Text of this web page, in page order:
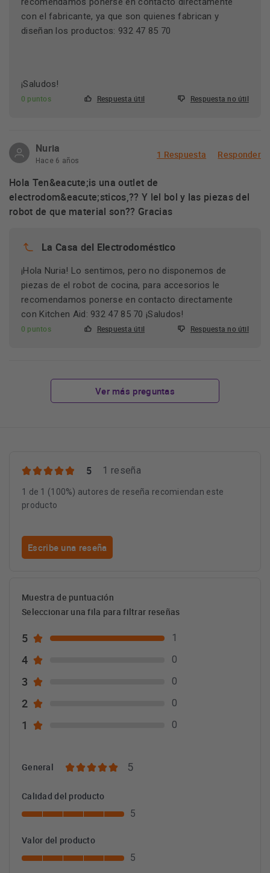
con el fabricante, ya que son quienes fabrican y
diseñan los productos: 932 47 85 70
¡Saludos!
0 puntos Respuesta útil Respuesta no útil
Nuria
Hace 6 años
1 Respuesta Responder
Hola Ten&eacute;is una outlet de
electrodom&eacute;sticos,?? Y lel bol y las piezas del
robot de que material son?? Gracias
La Casa del Electrodoméstico
¡Hola Nuria! Lo sentimos, pero no disponemos de
piezas de el robot de cocina, para accesorios le
recomendamos ponerse en contacto directamente
con Kitchen Aid: 932 47 85 70 ¡Saludos!
0 puntos Respuesta útil Respuesta no útil
Ver más preguntas
5 1 reseña
1 de 1 (100%) autores de reseña recomiendan este
producto
Escribe una reseña
Muestra de puntuación
Seleccionar una fila para filtrar reseñas
5 1
4 0
3 0
2 0
1 0
General 5
Calidad del producto
5
Valor del producto
5